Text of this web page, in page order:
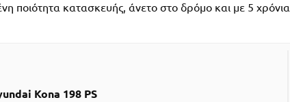
ποιότητα κατασκευής, άνετο στο δρόμο και με 5 χρόνια
Kona 198 PS